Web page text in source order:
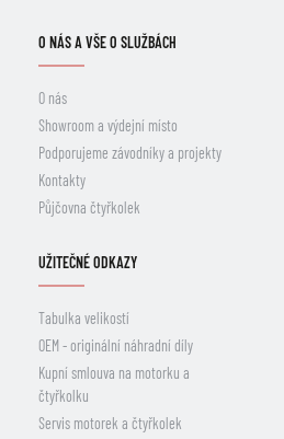
O NÁS A VŠE O SLUŽBÁCH
O nás
Showroom a výdejní místo
Podporujeme závodníky a projekty
Kontakty
Půjčovna čtyřkolek
UŽITEČNÉ ODKAZY
Tabulka velikostí
OEM - originální náhradní díly
Kupní smlouva na motorku a
čtyřkolku
Servis motorek a čtyřkolek